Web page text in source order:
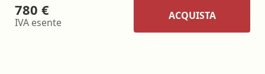
780 €
IVA esente
ACQUISTA